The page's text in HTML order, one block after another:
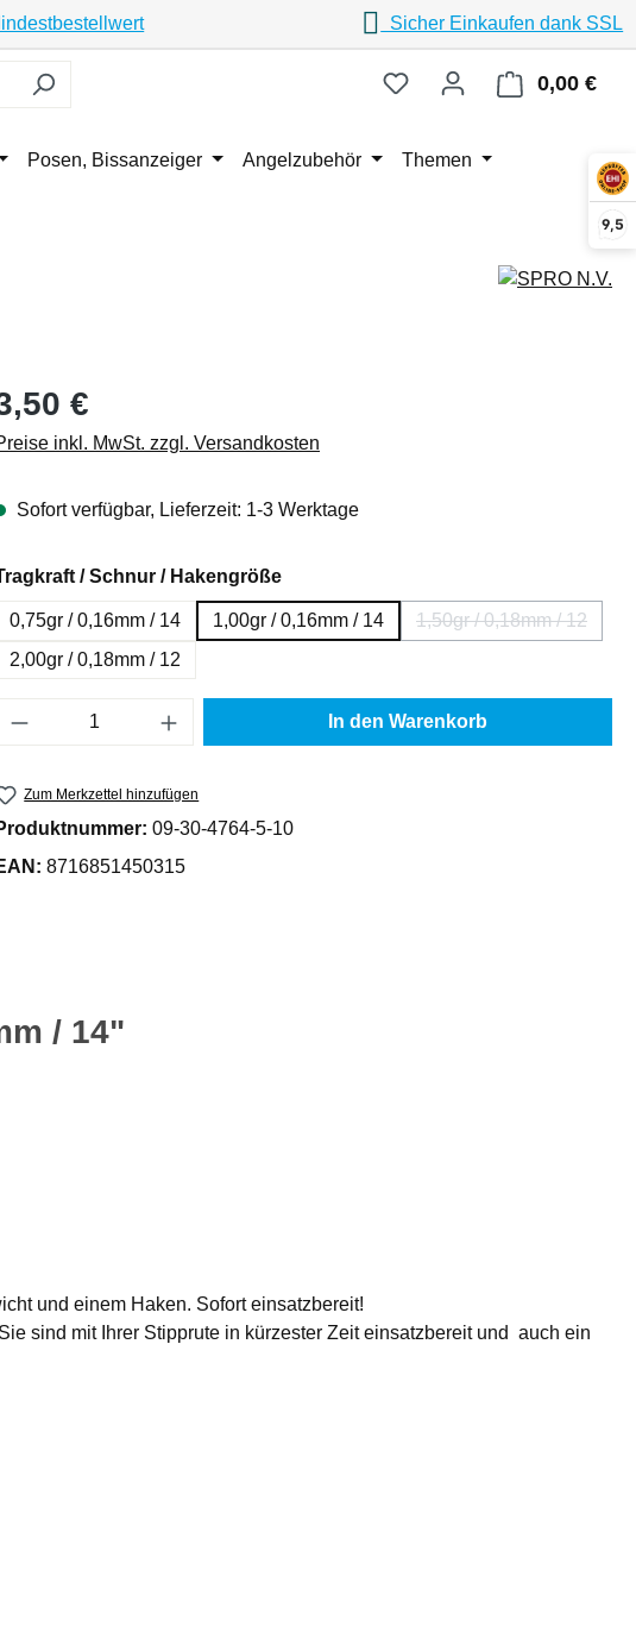
9,5
Sicher Einkaufen dank SSL
0,00 €
Posen, Bissanzeiger Angelzubehör Themen
Preis:
€
inkl. MwSt. zzgl. Versandkosten
Sofort verfügbar, Lieferzeit: 1-3 Werktage
/ Schnur / Hakengrößeauswählen
0,75gr / 0,16mm / 14 1,00gr / 0,16mm / 14 1,50gr / 0,18mm / 12
2,00gr / 0,18mm / 12
Produkt Anzahl: Gib den gewünschten Wert ein
In den Warenkorb
Zum Merkzettel hinzufügen
09-30-4764-5-10
8716851450315
/ 14"
und einem Haken. Sofort einsatzbereit!
sind mit Ihrer Stipprute in kürzester Zeit einsatzbereit und auch ein